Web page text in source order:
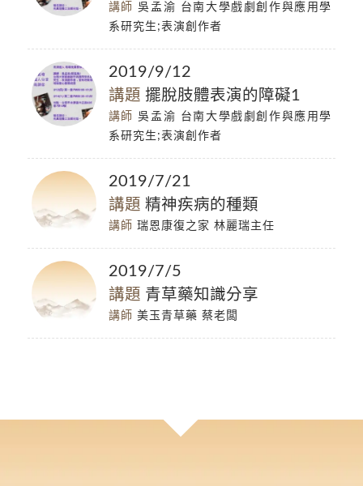
講師吳孟渝 台南大學戲劇創作與應用學
系研究生;表演創作者
講題 擺脫肢體表演的障礙1
2019/9/12
講師吳孟渝 台南大學戲劇創作與應用學
系研究生;表演創作者
講題 精神疾病的種類
2019/7/21
講師 瑞恩康復之家 林麗瑞主任
講題 青草藥知識分享
2019/7/5
講師 美玉青草藥 蔡老闆